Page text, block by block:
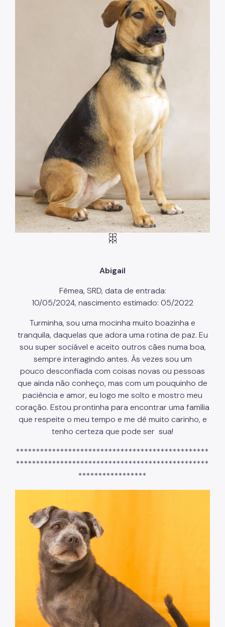
Abigail
Fêmea, SRD, data de entrada:
10/05/2024, nascimento estimado: 05/2022
Turminha, sou uma mocinha muito boazinha e
tranquila, daquelas que adora uma rotina de paz. Eu
sou super sociável e aceito outros cães numa boa,
sempre interagindo antes. Às vezes sou um
pouco desconfiada com coisas novas ou pessoas
que ainda não conheço, mas com um pouquinho de
paciência e amor, eu logo me solto e mostro meu
coração. Estou prontinha para encontrar uma família
que respeite o meu tempo e me dê muito carinho, e
tenho certeza que pode ser sua!
************************************************
************************************************
*****************